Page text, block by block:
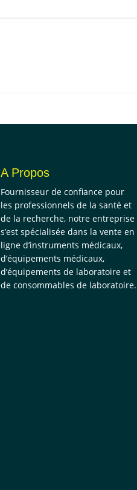
A Propos
Fournisseur de confiance pour
les professionnels de la santé et
de la recherche, notre entreprise
s’est spécialisée dans la vente en
ligne d’instruments médicaux,
d’équipements médicaux,
d’équipements de laboratoire et
de consommables de laboratoire.